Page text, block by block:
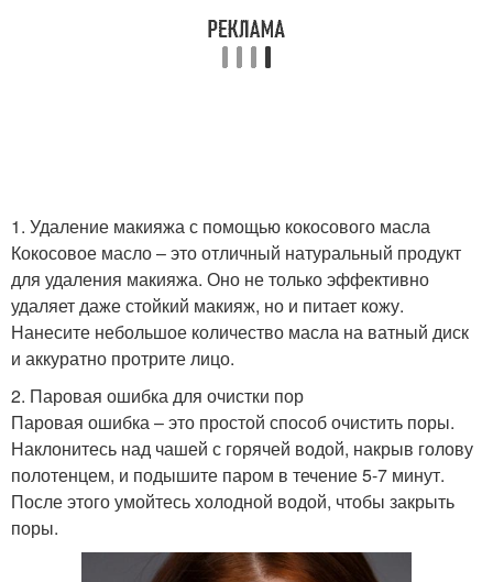
1. Удаление макияжа с помощью кокосового масла
Кокосовое масло – это отличный натуральный продукт
для удаления макияжа. Оно не только эффективно
удаляет даже стойкий макияж, но и питает кожу.
Нанесите небольшое количество масла на ватный диск
и аккуратно протрите лицо.
2. Паровая ошибка для очистки пор
Паровая ошибка – это простой способ очистить поры.
Наклонитесь над чашей с горячей водой, накрыв голову
полотенцем, и подышите паром в течение 5-7 минут.
После этого умойтесь холодной водой, чтобы закрыть
поры.